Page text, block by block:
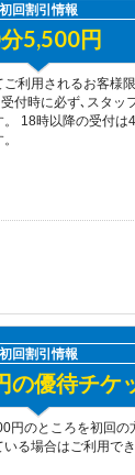
初回割引情報
5,500円
ご利用されるお客様
付時に必ず､スタッ
。 18時以降の受付は
初回割引情報
の優待チケ
円のところを初回の
る場合はご利用で